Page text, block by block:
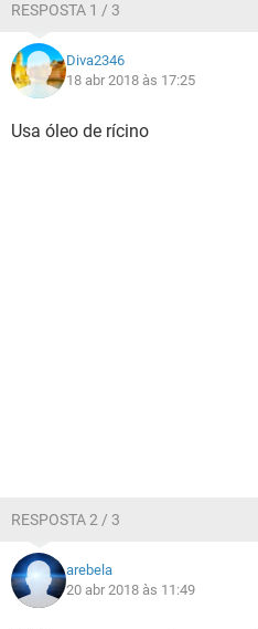
RESPOSTA 1 / 3
Diva2346
18 abr 2018 às 17:25
Usa óleo de rícino
RESPOSTA 2 / 3
arebela
20 abr 2018 às 11:49